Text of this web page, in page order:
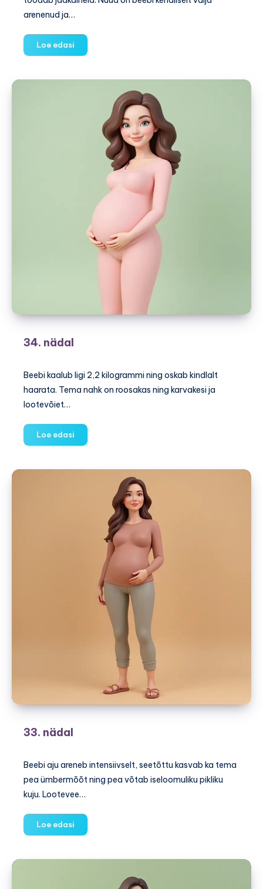
arenenud ja…
Loe edasi
nädal
34. nädal
Beebi kaalub ligi 2,2 kilogrammi ning oskab kindlalt
haarata. Tema nahk on roosakas ning karvakesi ja
lootevõiet…
Loe edasi
nädal
33. nädal
Beebi aju areneb intensiivselt, seetõttu kasvab ka tema
pea ümbermõõt ning pea võtab iseloomuliku pikliku
kuju. Lootevee…
Loe edasi
nädal